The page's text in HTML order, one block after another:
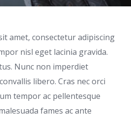
amet, consectetur adipiscing
nisl eget lacinia gravida.
Nunc non imperdiet
libero. Cras nec orci
tempor ac pellentesque
fames ac ante